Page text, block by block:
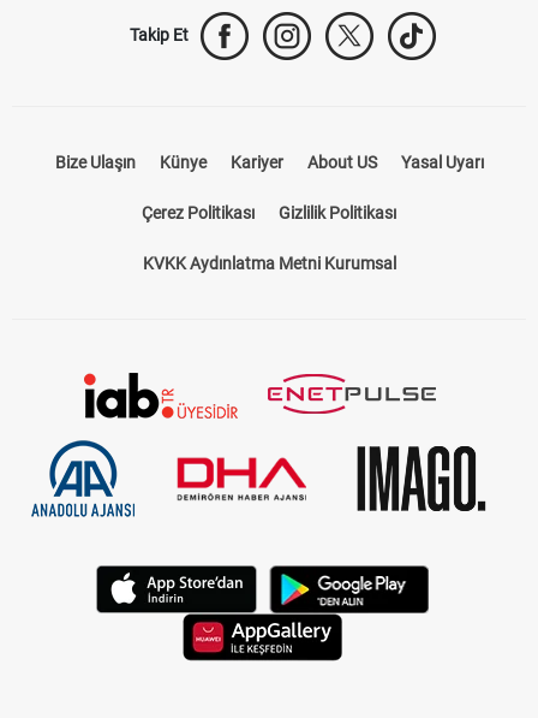
Canlı İzle iddaa Sonuçları Aktif Sayaç
Künye Kariyer About US
Çerez Politikası Gizlilik Politikası